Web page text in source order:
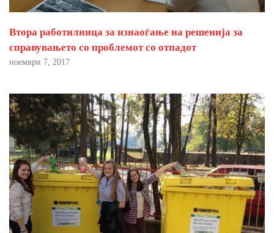
Втора работилница за изнаоѓање на решенија за
справувањето со проблемот со отпадот
ноември 7, 2017